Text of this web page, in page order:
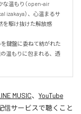
な温もり（open-air
izakaya）、心温まるサ
を駆け抜けた解放感
鍵盤に委ねて紡がれた
温もりに包まれる、透
MUSIC、 YouTube
信サービスで聴くこと